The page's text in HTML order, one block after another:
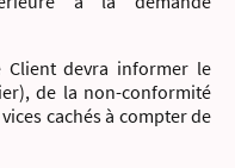
devra informer le
de la non-conformité
cachés à compter de